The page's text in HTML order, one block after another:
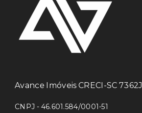
Avance Imóveis CRECI-SC 7362J
CNPJ - 46.601.584/0001-51